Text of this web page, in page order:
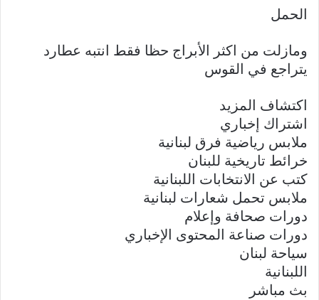
الحمل
ومازلت من اكثر الأبراج حظا فقط انتبه عطارد
يتراجع في القوس
اكتشاف المزيد
اشتراك إخباري
ملابس رياضية فرق لبنانية
خرائط تاريخية للبنان
كتب عن الانتخابات اللبنانية
ملابس تحمل شعارات لبنانية
دورات صحافة وإعلام
دورات صناعة المحتوى الإخباري
سياحة لبنان
اللبنانية
بث مباشر